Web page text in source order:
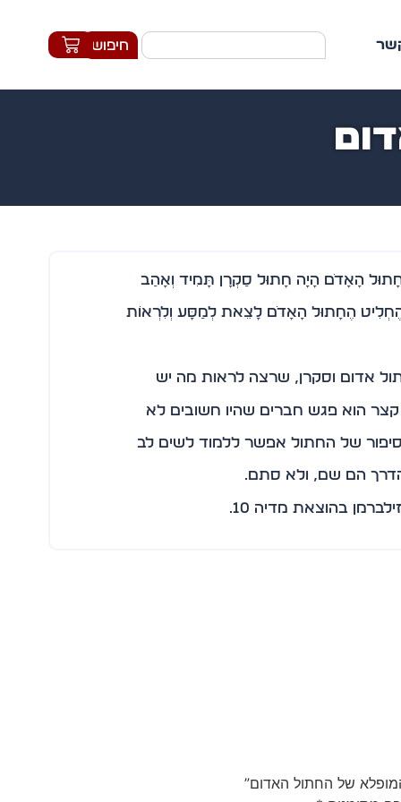
חיפוש
הָאָדֹם הָיָה חָתוּל סַקְרָן תָּמִיד וְאָהַב
הֶחָתוּל הָאָדֹם לָצֵאת לְמַסָּע וְלִרְאוֹת
אדום וסקרן, שרצה לראות מה יש
הוא פגש חברים שהיו חשובים לא
של החתול אפשר ללמוד לשים לב
הם שם, ולא סתם.
בהוצאת מדיה 10.
של החתול האדום”